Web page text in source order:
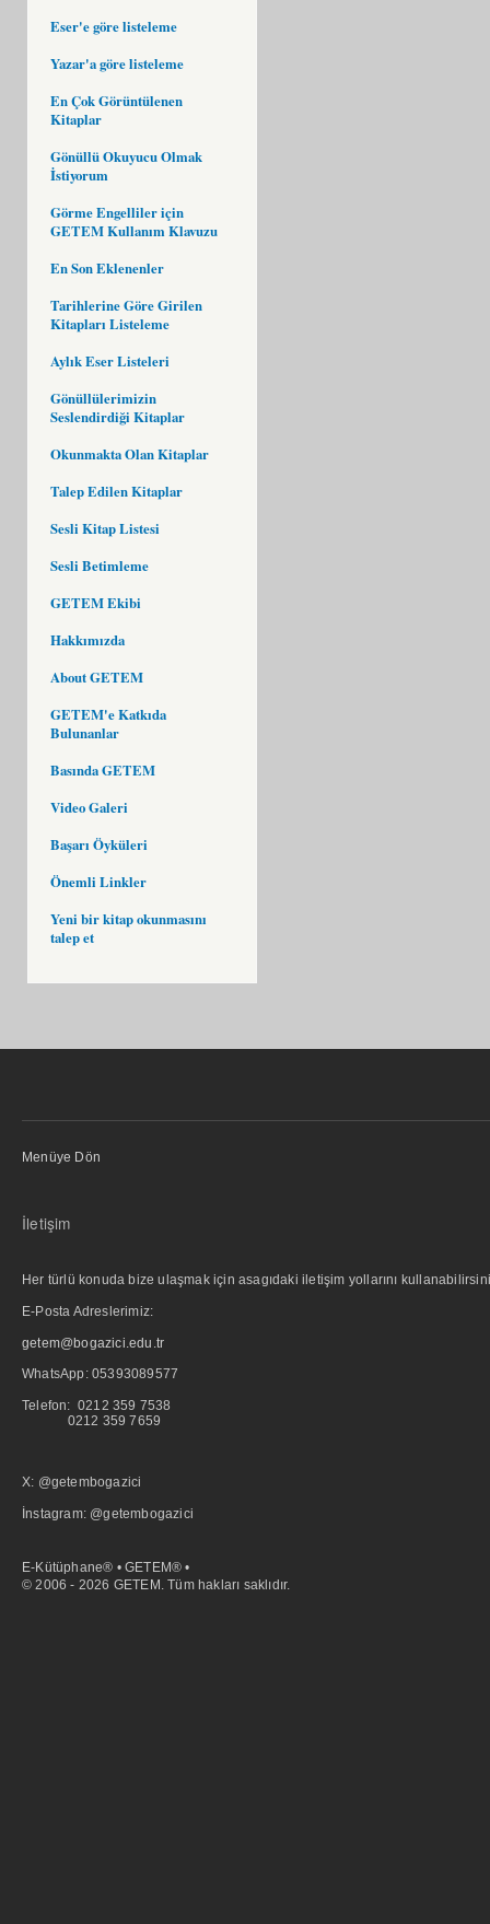
Eser'e göre listeleme
Yazar'a göre listeleme
En Çok Görüntülenen
Kitaplar
Gönüllü Okuyucu Olmak
İstiyorum
Görme Engelliler için
GETEM Kullanım Klavuzu
En Son Eklenenler
Tarihlerine Göre Girilen
Kitapları Listeleme
Aylık Eser Listeleri
Gönüllülerimizin
Seslendirdiği Kitaplar
Okunmakta Olan Kitaplar
Talep Edilen Kitaplar
Sesli Kitap Listesi
Sesli Betimleme
GETEM Ekibi
Hakkımızda
About GETEM
GETEM'e Katkıda
Bulunanlar
Basında GETEM
Video Galeri
Başarı Öyküleri
Önemli Linkler
Yeni bir kitap okunmasını
talep et
Menüye Dön
İletişim
Her türlü konuda bize ulaşmak için asagıdaki iletişim yollarını
E-Posta Adreslerimiz:
getem@bogazici.edu.tr
WhatsApp: 05393089577
Telefon: 0212 359 7538
0212 359 7659
X: @getembogazici
İnstagram: @getembogazici
E-Kütüphane® • GETEM® •
© 2006 - 2026 GETEM. Tüm hakları saklıdır.